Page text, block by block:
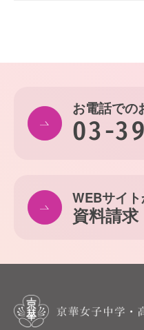
お電話での
03-
WEBサイト
資料請